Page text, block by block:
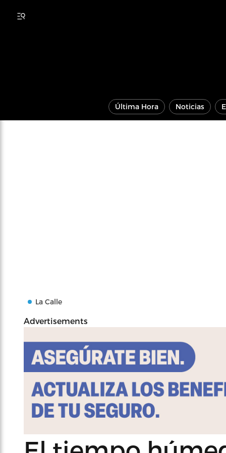
Última Hora Noticias
La Calle
Advertisements